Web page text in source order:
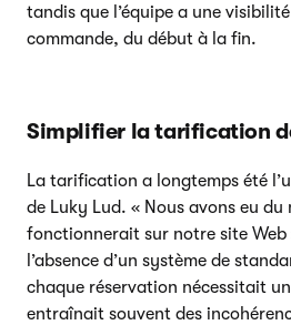
tandis que l’équipe a une
commande, du début à la fin.
Simplifier la tarification
La tarification a longtemps été
de Luky Lud. « Nous avons eu
fonctionnerait sur notre site Web
l’absence d’un système de
chaque réservation nécessitait
entraînait souvent des